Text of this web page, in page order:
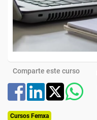
Comparte este curso
Cursos Femxa